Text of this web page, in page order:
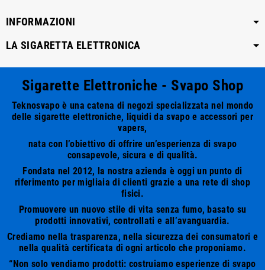
INFORMAZIONI
LA SIGARETTA ELETTRONICA
Sigarette Elettroniche - Svapo Shop
Teknosvapo è una catena di negozi specializzata nel mondo
delle sigarette elettroniche, liquidi da svapo e accessori per
vapers,
nata con l’obiettivo di offrire un’esperienza di svapo
consapevole, sicura e di qualità.
Fondata nel 2012, la nostra azienda è oggi un punto di
riferimento per migliaia di clienti grazie a una rete di shop
fisici.
Promuovere un nuovo stile di vita senza fumo, basato su
prodotti innovativi, controllati e all’avanguardia.
Crediamo nella trasparenza, nella sicurezza dei consumatori e
nella qualità certificata di ogni articolo che proponiamo.
“Non solo vendiamo prodotti: costruiamo esperienze di svapo